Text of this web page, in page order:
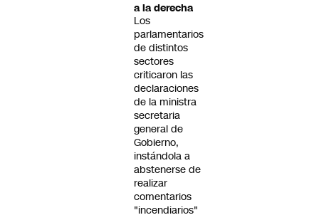
a la derecha
Los
parlamentarios
de distintos
sectores
criticaron las
declaraciones
de la ministra
secretaria
general de
Gobierno,
instándola a
abstenerse de
realizar
comentarios
"incendiarios"